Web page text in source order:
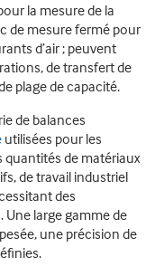
la mesure de la
de mesure fermé pour
d’air ; peuvent
de transfert de
plage de capacité.
de balances
utilisées pour les
quantités de matériaux
de travail industriel
des
Une large gamme de
une précision de